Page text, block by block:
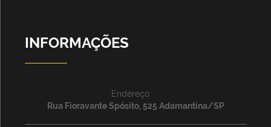
INFORMAÇÕES
Endereço:
Rua Fioravante Spósito, 525 Adamantina/SP